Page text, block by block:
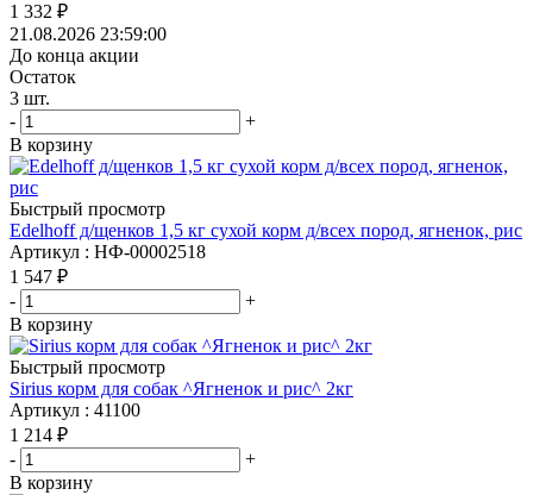
1 332 ₽
21.08.2026 23:59:00
До конца акции
Остаток
3 шт.
-
+
В корзину
Быстрый просмотр
Edelhoff д/щенков 1,5 кг сухой корм д/всех пород, ягненок, рис
Артикул : НФ-00002518
1 547 ₽
-
+
В корзину
Быстрый просмотр
Sirius корм для собак ^Ягненок и рис^ 2кг
Артикул : 41100
1 214 ₽
-
+
В корзину